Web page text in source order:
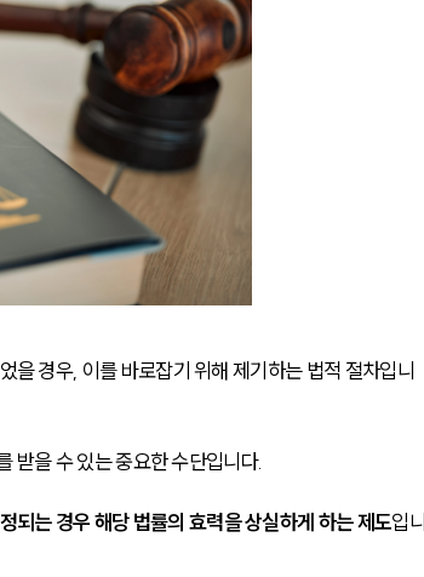
을 경우, 이를 바로잡기 위해 제기하는 법적 절차입니
받을 수 있는 중요한 수단입니다.
되는 경우 해당 법률의 효력을 상실하게 하는 제도입니